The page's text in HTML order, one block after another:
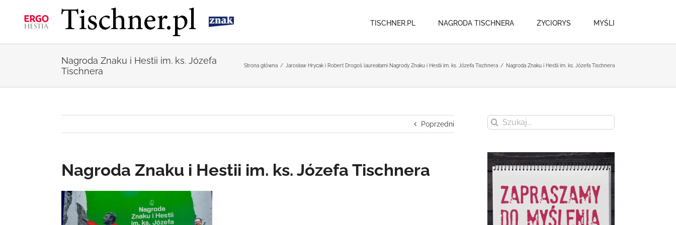
zawartości
TISCHNER.PL NAGRODA TISCHNERA ŻYCIORYS MYŚLI
Nagroda Znaku i Hestii im. ks. Józefa
Tischnera
Strona główna / Jarosław Hrycak i Robert Drogoś laureatami Nagrody Znaku i Hestii im. ks. Józefa Tischnera / Nagroda Znaku i Hestii im. ks. Józefa Tischnera
Poprzedni
Nagroda Znaku i Hestii im. ks. Józefa Tischnera
Szukaj